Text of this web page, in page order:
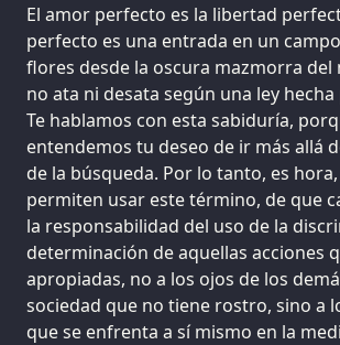
El amor perfecto es la libertad
perfecto es una entrada en un
flores desde la oscura mazmorra del
no ata ni desata según una ley
Te hablamos con esta sabiduría,
entendemos tu deseo de ir más allá
de la búsqueda. Por lo tanto, es
permiten usar este término, de que
la responsabilidad del uso de la
determinación de aquellas acciones
apropiadas, no a los ojos de los
sociedad que no tiene rostro, sino a
que se enfrenta a sí mismo en la